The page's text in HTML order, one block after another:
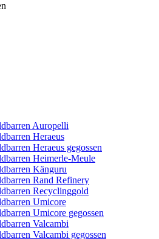
Auropelli
Heraeus
Heraeus gegossen
Heimerle-Meule
Känguru
Rand Refinery
Recyclinggold
Umicore
Umicore gegossen
Valcambi
Valcambi gegossen